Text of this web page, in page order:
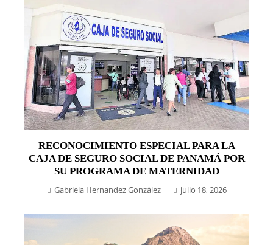
RECONOCIMIENTO ESPECIAL PARA LA
CAJA DE SEGURO SOCIAL DE PANAMÁ POR
SU PROGRAMA DE MATERNIDAD
Gabriela Hernandez González julio 18, 2026